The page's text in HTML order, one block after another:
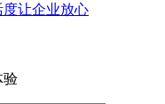
让企业放心
验